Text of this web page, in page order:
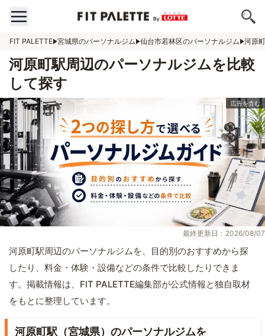
FIT PALETTE 宮城県のパーソナルジム 仙台市若林区のパーソナルジム 河原
河原町駅周辺のパーソナルジムを比較
して探す
最終更新日：2026/08/07
河原町駅周辺のパーソナルジムを、目的別のおすすめから探
したり、料金・体験・設備などの条件で比較したりできま
す。掲載情報は、FIT PALETTE編集部が公式情報と独自取材
をもとに整理しています。
河原町駅（宮城県）のパーソナルジムを